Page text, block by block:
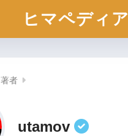
ヒマペディア
著者
utamov